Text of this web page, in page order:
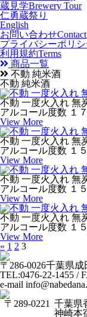
蔵見学Brewery Tour
仁勇蔵祭り
English
お問い合わせContact
プライバシーポリシ
利用規約Terms
商品一覧
不動 純米酒
不動 純米酒
不動 一度火入れ 無
アルコール度数 １
View More
不動 一度火入れ 無
アルコール度数 １
View More
不動 一度火入れ 無
アルコール度数 １
View More
不動 一度火入れ 無
アルコール度数 １
View More
« 1 2 3
〒286-0026千葉県成
TEL:0476-22-1455 /
e-mail
〒289-0221 千葉県
神崎本